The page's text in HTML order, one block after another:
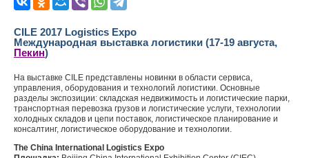
CILE 2017 Logistics Expo
Международная выставка логистики (17-19 августа,
Пекин)
На выставке CILE представлены новинки в области сервиса,
управления, оборудования и технологий логистики. Основные
разделы экспозиции: складская недвижимость и логистические парки,
транспортная перевозка грузов и логистические услуги, технологии
холодных складов и цепи поставок, логистическое планирование и
консалтинг, логистическое оборудование и технологии.
The China International Logistics Expo